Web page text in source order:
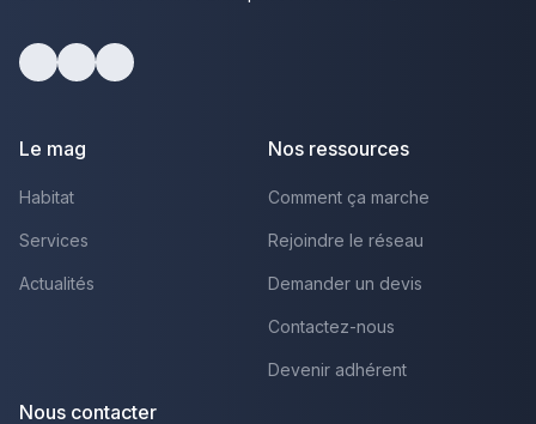
Le mag
Habitat
Services
Actualités
Nos ressources
Comment ça marche
Rejoindre le réseau
Demander un devis
Contactez-nous
Devenir adhérent
Nous contacter